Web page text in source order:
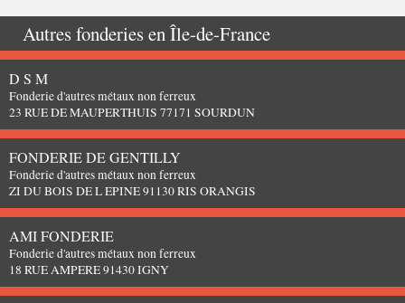
Autres fonderies enÎle-de-France
D S M
Fonderie d'autres métaux non ferreux
23 RUE DE MAUPERTHUIS 77171 SOURDUN
FONDERIE DE GENTILLY
Fonderie d'autres métaux non ferreux
ZI DU BOIS DE L EPINE 91130 RIS ORANGIS
AMI FONDERIE
Fonderie d'autres métaux non ferreux
18 RUE AMPERE 91430 IGNY